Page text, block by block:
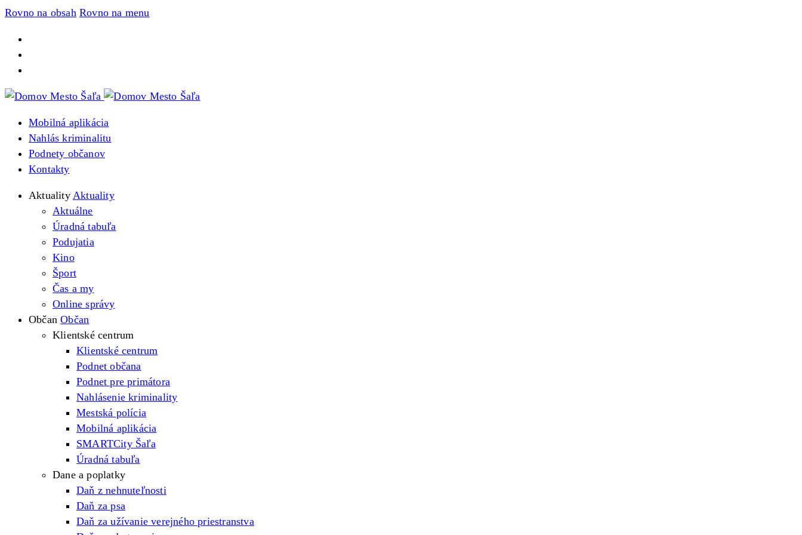
Rovno na obsah Rovno na menu
Mobilná aplikácia
Nahlás kriminalitu
Podnety občanov
Kontakty
Aktuality Aktuality
Aktuálne
Úradná tabuľa
Podujatia
Kino
Šport
Čas a my
Online správy
Občan Občan
Klientské centrum
Klientské centrum
Podnet občana
Podnet pre primátora
Nahlásenie kriminality
Mestská polícia
Mobilná aplikácia
SMARTCity Šaľa
Úradná tabuľa
Dane a poplatky
Daň z nehnuteľnosti
Daň za psa
Daň za užívanie verejného priestranstva